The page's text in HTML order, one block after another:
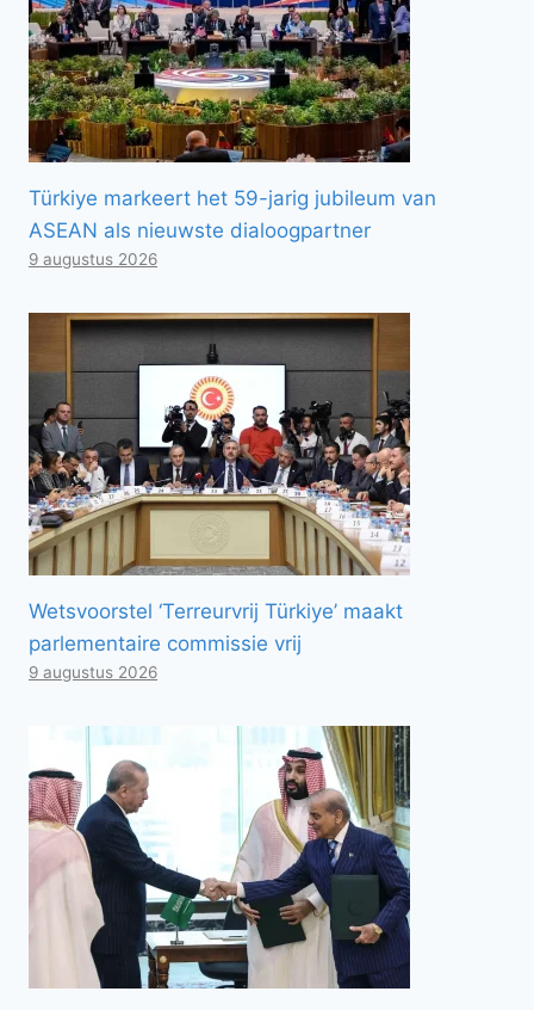
Türkiye markeert het 59-jarig jubileum van
ASEAN als nieuwste dialoogpartner
9 augustus 2026
Wetsvoorstel ‘Terreurvrij Türkiye’ maakt
parlementaire commissie vrij
9 augustus 2026